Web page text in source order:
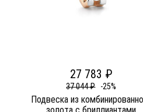
27 783 ₽
37 044 ₽ -25%
Подвеска из